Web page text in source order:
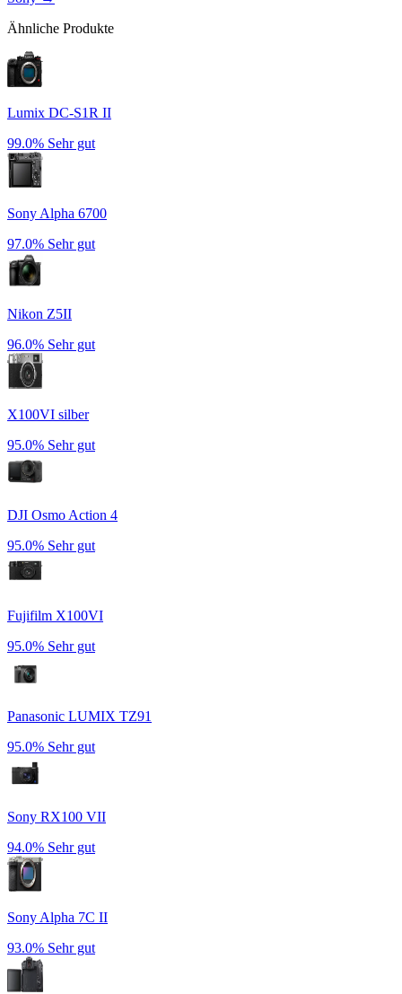
Ähnliche Produkte
Lumix DC-S1R II
99.0% Sehr gut
Sony Alpha 6700
97.0% Sehr gut
Nikon Z5II
96.0% Sehr gut
X100VI silber
95.0% Sehr gut
DJI Osmo Action 4
95.0% Sehr gut
Fujifilm X100VI
95.0% Sehr gut
Panasonic LUMIX TZ91
95.0% Sehr gut
Sony RX100 VII
94.0% Sehr gut
Sony Alpha 7C II
93.0% Sehr gut